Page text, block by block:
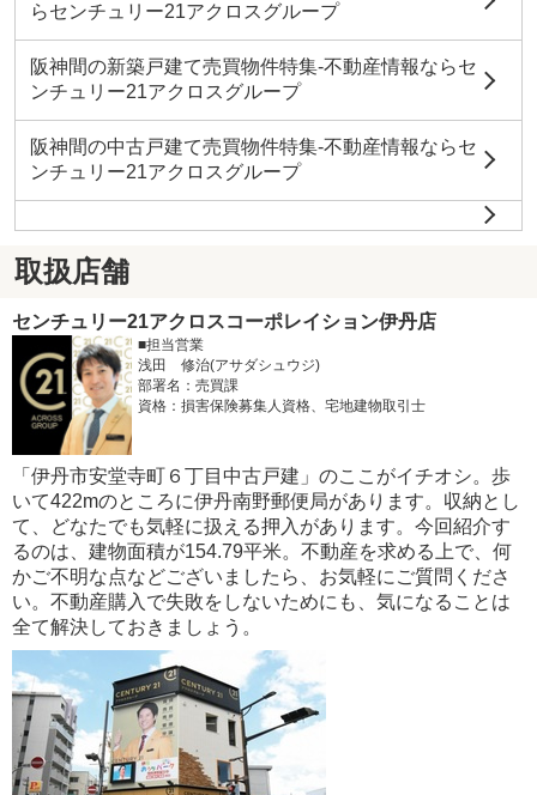
らセンチュリー21アクロスグループ
阪神間の新築戸建て売買物件特集-不動産情報ならセ
ンチュリー21アクロスグループ
阪神間の中古戸建て売買物件特集-不動産情報ならセ
ンチュリー21アクロスグループ
取扱店舗
センチュリー21アクロスコーポレイション伊丹店
■担当営業
浅田 修治(アサダシュウジ)
部署名：売買課
資格：損害保険募集人資格、宅地建物取引士
「伊丹市安堂寺町６丁目中古戸建」のここがイチオシ。歩
いて422mのところに伊丹南野郵便局があります。収納とし
て、どなたでも気軽に扱える押入があります。今回紹介す
るのは、建物面積が154.79平米。不動産を求める上で、何
かご不明な点などございましたら、お気軽にご質問くださ
い。不動産購入で失敗をしないためにも、気になることは
全て解決しておきましょう。